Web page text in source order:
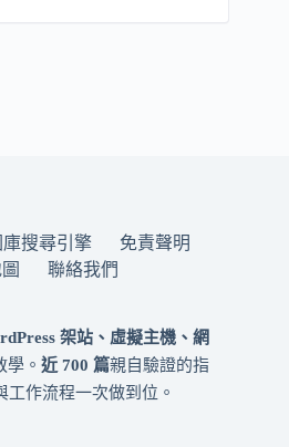
搜尋引擎
免責聲明
聯絡我們
架站、虛擬主機、網
學。 近 700 篇親自驗證的指
作流程一次做到位。